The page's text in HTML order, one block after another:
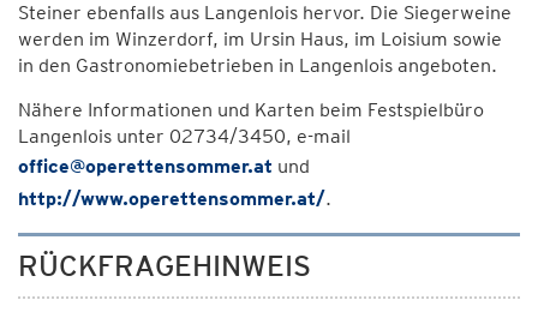
Steiner ebenfalls aus Langenlois hervor. Die Siegerweine
werden im Winzerdorf, im Ursin Haus, im Loisium sowie
in den Gastronomiebetrieben in Langenlois angeboten.
Nähere Informationen und Karten beim Festspielbüro
Langenlois unter 02734/3450, e-mail
office@operettensommer.at und
http://www.operettensommer.at/.
RÜCKFRAGEHINWEIS